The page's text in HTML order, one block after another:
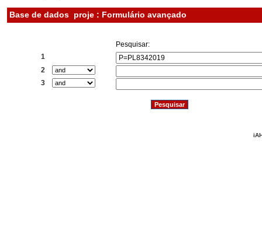
Base de dados proje : Formulário avançado
Pesquisar:
1
2
3